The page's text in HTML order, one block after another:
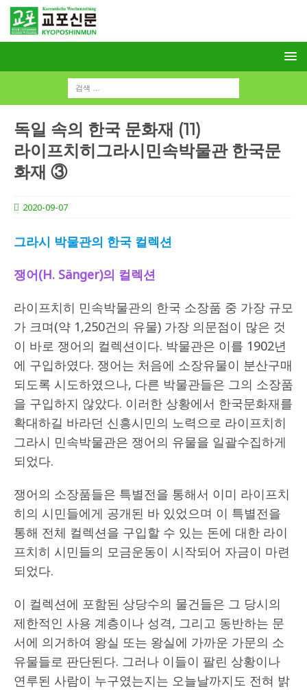
독일 속의 한국 문화재 (11)
라이프치히그라시민속박물관 한국문
화재 ③
2020-09-07
그라시 박물관의 한국 컬렉션
쟁어(H. Sänger)의 컬렉션
라이프치히 민속박물관의 한국 소장품 중 가장 규모
가 크며(약 1,250건의 유물) 가장 의문점이 많은 것
이 바로 쟁어의 컬렉션이다. 박물관은 이를 1902년
에 구입하였다. 쟁어는 처음에 소장유물이 분산구매
되도록 시도하였으나, 다른 박물관들은 그의 소장품
을 구입하지 않았다. 이러한 상황에서 한국문화재를
확대하길 바라던 신흥시민의 노력으로 라이프치히
그라시 민속박물관은 쟁어의 유물을 일괄수집하게
되었다.
쟁어의 소장품들은 특별전을 통해서 이미 라이프치
히의 시민들에게 공개된 바 있었으며 이 특별전을
통해 전체 컬렉션을 구입할 수 있는 돈에 대한 라이
프치히 시민들의 모금운동이 시작되어 자금이 마련
되었다.
이 컬렉션에 포함된 상당수의 물건들은 그 당시의
제한적인 사용 계층이나 성격, 그리고 동반하는 문
서에 의거하여 왕실 또는 왕실에 가까운 가문의 소
유물들로 판단된다. 그러나 이들이 팔린 상황이나
연루된 사람이 누구였는지는 오늘날까지도 전혀 밝